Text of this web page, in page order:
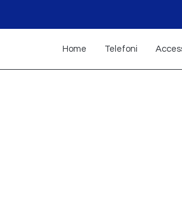
Home Telefoni